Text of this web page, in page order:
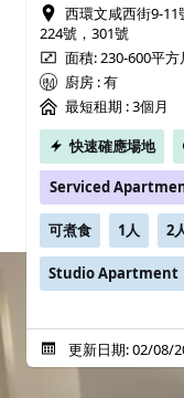
西環文咸西街9-11
224號，301號
面積: 230-600平方
廚房 : 有
最短租期 :3個月
快速確應場地
Serviced
可煮食 1人 2
Studio Apartment
更新日期: 02/08/